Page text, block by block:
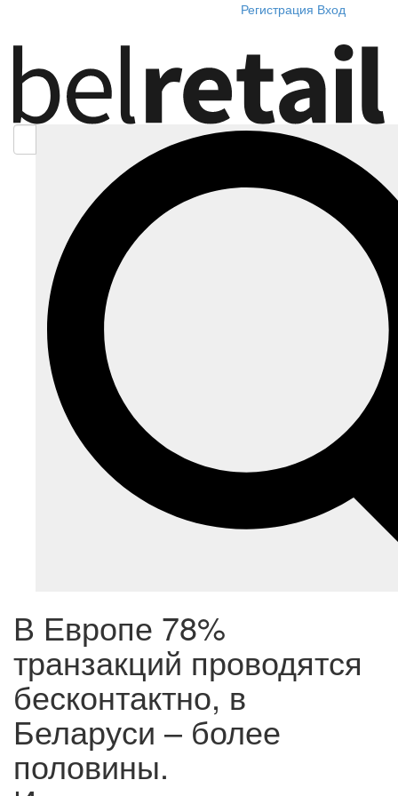
Регистрация Вход
В Европе 78%
транзакций проводятся
бесконтактно, в
Беларуси – более
половины.